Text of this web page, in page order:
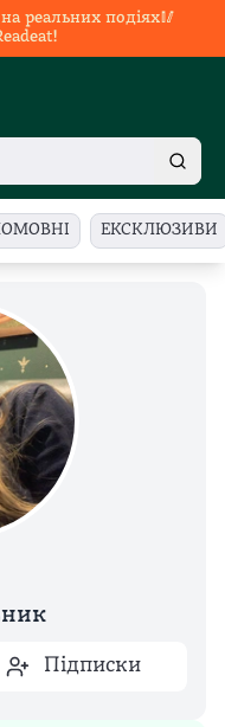
реальних подіях🥢
ЕКСКЛЮЗИВИ
Підписки